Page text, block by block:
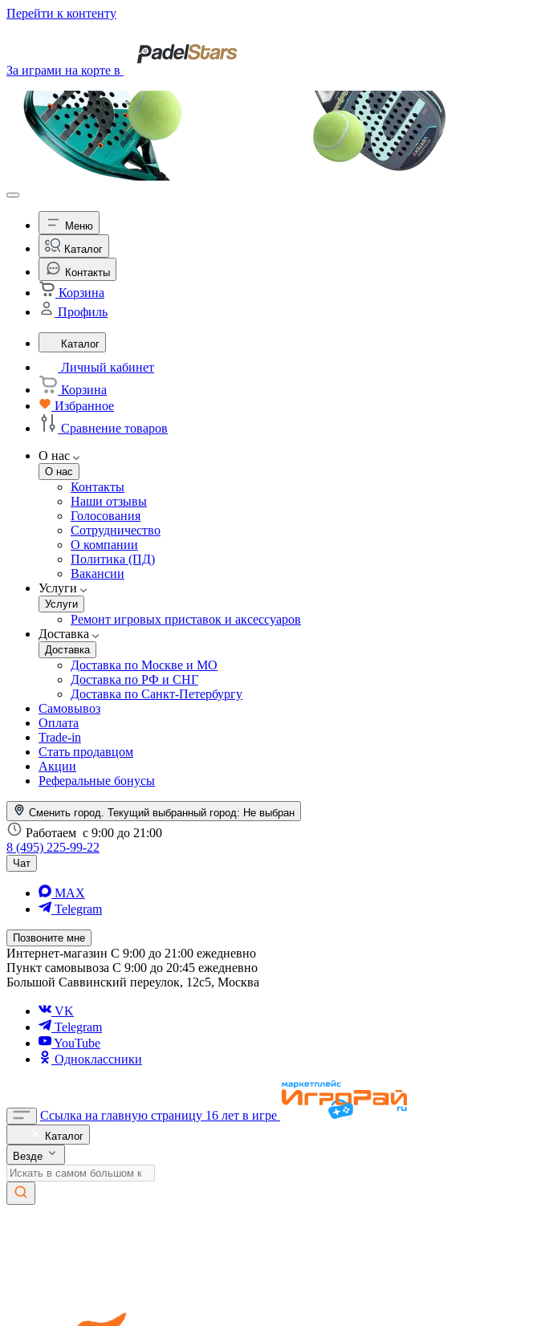
Перейти к контенту
За играми на корте в
Меню
Каталог
Контакты
Корзина
Профиль
Каталог
Личный кабинет
Корзина
Избранное
Сравнение товаров
О нас
О нас
Контакты
Наши отзывы
Голосования
Сотрудничество
О компании
Политика (ПД)
Вакансии
Услуги
Услуги
Ремонт игровых приставок и аксессуаров
Доставка
Доставка
Доставка по Москве и МО
Доставка по РФ и СНГ
Доставка по Санкт-Петербургу
Самовывоз
Оплата
Trade-in
Стать продавцом
Акции
Реферальные бонусы
Сменить город. Текущий выбранный город: Не выбран
Работаем с 9:00 до 21:00
8 (495) 225-99-22
Чат
MAX
Telegram
Позвоните мне
Интернет-магазин С 9:00 до 21:00 ежедневно
Пункт самовывоза С 9:00 до 20:45 ежедневно
Большой Саввинский переулок, 12с5, Москва
VK
Telegram
YouTube
Одноклассники
Ссылка на главную страницу 16 лет в игре
Каталог
Везде